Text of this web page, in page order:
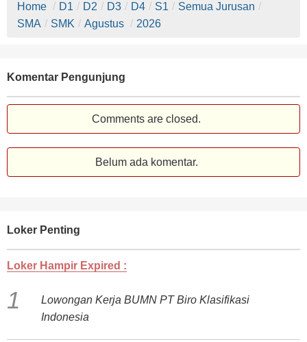
Home / D1 / D2 / D3 / D4 / S1 / Semua Jurusan /
SMA / SMK / Agustus / 2026
Komentar Pengunjung
Comments are closed.
Belum ada komentar.
Loker Penting
Loker Hampir Expired :
Lowongan Kerja BUMN PT Biro Klasifikasi
Indonesia